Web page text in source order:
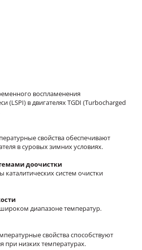
воспламенения
(LSPI) в двигателях TGDI (Turbocharged
свойства обеспечивают
в суровых зимних условиях.
доочистки
каталитических систем очистки
диапазоне температур.
свойства способствуют
при низких температурах.